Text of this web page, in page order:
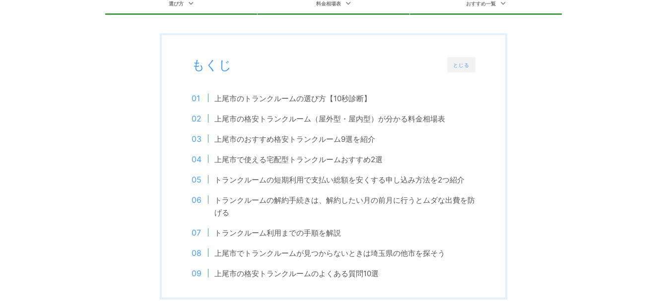
選び方 料金相場表 おすすめ一覧
とじる
もくじ
上尾市のトランクルームの選び方【10秒診断】
上尾市の格安トランクルーム（屋外型・屋内型）が分かる料金相場表
上尾市のおすすめ格安トランクルーム9選を紹介
上尾市で使える宅配型トランクルームおすすめ2選
トランクルームの短期利用で支払い総額を安くする申し込み方法を2つ紹介
トランクルームの解約手続きは、解約したい月の前月に行うとムダな出費を防
げる
トランクルーム利用までの手順を解説
上尾市でトランクルームが見つからないときは埼玉県の他市を探そう
上尾市の格安トランクルームのよくある質問10選